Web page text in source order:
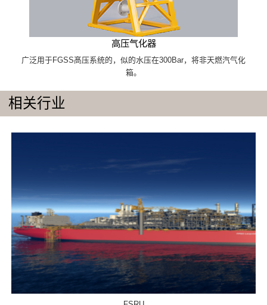
高压气化器
广泛用于FGSS髙压系统的，似的水压在300Bar，将非天燃汽气化
箱。
相关行业